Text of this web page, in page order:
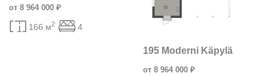
от 8 964 000 ₽
166 м2 4
195 Moderni Käpylä
от 8 964 000 ₽